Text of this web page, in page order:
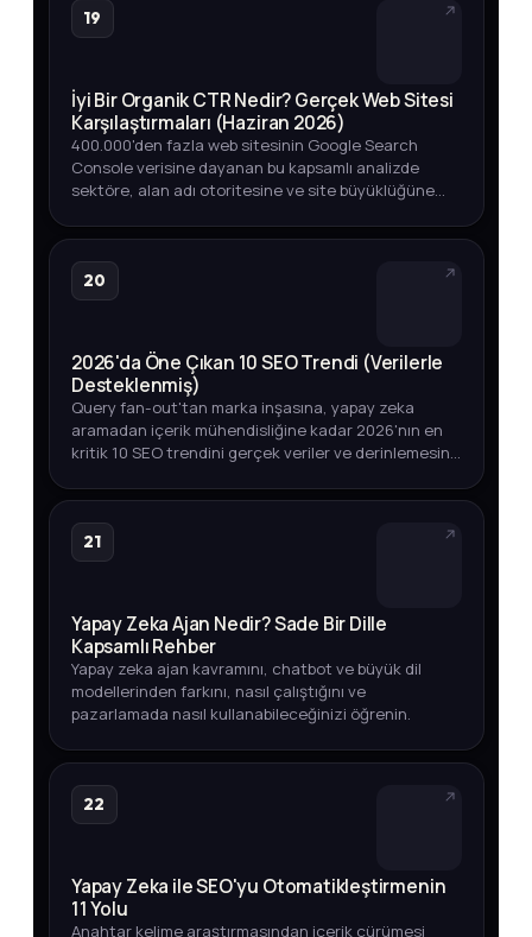
19
İyi Bir Organik CTR Nedir? Gerçek Web Sitesi
Karşılaştırmaları (Haziran 2026)
400.000'den fazla web sitesinin Google Search
Console verisine dayanan bu kapsamlı analizde
sektöre, alan adı otoritesine ve site büyüklüğüne
keşfedin.
20
2026'da Öne Çıkan 10 SEO Trendi (Verilerle
Desteklenmiş)
Query fan-out'tan marka inşasına, yapay zeka
aramadan içerik mühendisliğine kadar 2026'nın en
kritik 10 SEO trendini gerçek veriler ve derinlemesine
21
Yapay Zeka Ajan Nedir? Sade Bir Dille
Kapsamlı Rehber
Yapay zeka ajan kavramını, chatbot ve büyük dil
modellerinden farkını, nasıl çalıştığını ve
pazarlamada nasıl kullanabileceğinizi öğrenin.
22
Yapay Zeka ile SEO'yu Otomatikleştirmenin
11 Yolu
Anahtar kelime araştırmasından içerik çürümesi